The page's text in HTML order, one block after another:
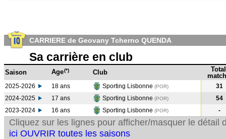
CARRIERE de Geovany Tcherno QUENDA
Sa carrière en club
Saison Age(*) Club
Total
2025-2026 18 ans Sporting Lisbonne (POR)
31
2024-2025
17 ans Sporting Lisbonne (POR)
54
2023-2024
16 ans Sporting Lisbonne (POR) -
Cliquez sur les lignes pour afficher/masquer le détail
ici OUVRIR toutes les saisons